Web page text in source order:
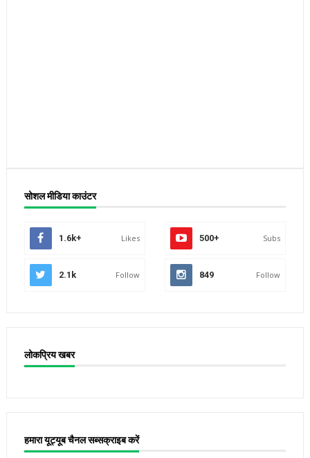
सोशल मीडिया काउंटर
1.6k+ Likes 500+ Subs
2.1k Follow 849 Follow
लोकप्रिय खबर
हमारा यूट्यूब चैनल सब्सक्राइब करें